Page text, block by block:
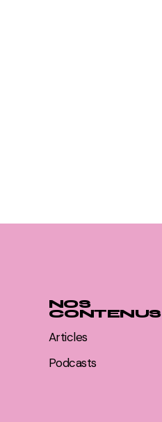
NOS
CONTENUS
Articles
Podcasts